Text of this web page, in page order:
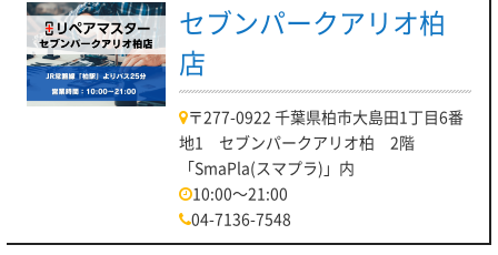
セブンパークアリオ柏
店
〒277-0922 千葉県柏市大島田1丁目6番
地1 セブンパークアリオ柏 2階
「SmaPla(スマプラ)」内
10:00～21:00
04-7136-7548